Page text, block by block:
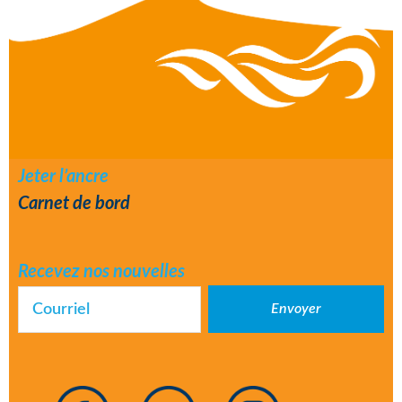
Jeter l’ancre
Carnet de bord
Recevez nos nouvelles